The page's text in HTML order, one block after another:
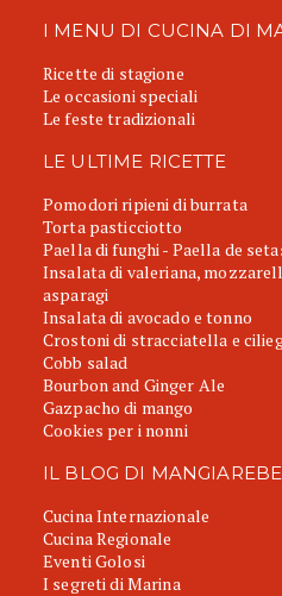
I MENU DI CUCINA DI
Ricette di stagione
Le occasioni speciali
Le feste tradizionali
LE ULTIME RICETTE
Pomodori ripieni di burrata
Torta pasticciotto
Paella di funghi - Paella de
Insalata di valeriana,
asparagi
Insalata di avocado e tonno
Crostoni di stracciatella e
Cobb salad
Bourbon and Ginger Ale
Gazpacho di mango
Cookies per i nonni
IL BLOG DI
Cucina Internazionale
Cucina Regionale
Eventi Golosi
I segreti di Marina